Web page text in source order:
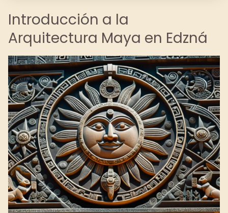
Introducción a la
Arquitectura Maya en Edzná